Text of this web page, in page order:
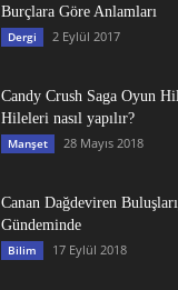
Burçlara Göre Anlamları
Dergi 2 Eylül 2017
Candy Crush Saga Oyun
Hileleri nasıl yapılır?
Manşet 28 Mayıs 2018
Canan Dağdeviren
Gündeminde
Bilim 17 Eylül 2018